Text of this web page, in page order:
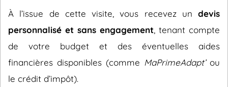
À l’issue de cette visite, vous recevez un devis
personnalisé et sans engagement , tenant compte
de votre budget et des éventuelles aides
financières disponibles (comme MaPrimeAdapt’ou
le crédit d’impôt).